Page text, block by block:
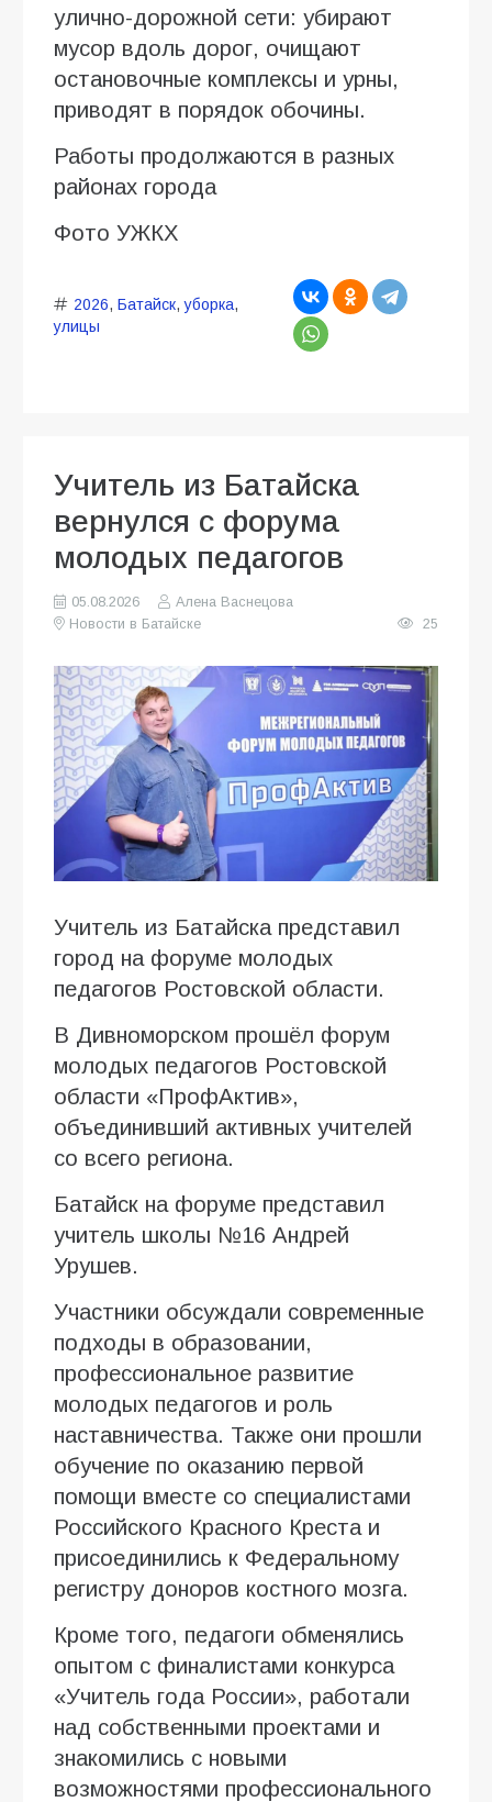
улично-дорожной сети: убирают
мусор вдоль дорог, очищают
остановочные комплексы и урны,
приводят в порядок обочины.
Работы продолжаются в разных
районах города
Фото УЖКХ
2026, Батайск,уборка,
улицы
Учитель из Батайска
вернулся с форума
молодых педагогов
05.08.2026
Алена Васнецова
Новости в Батайске
25
Учитель из Батайска представил
город на форуме молодых
педагогов Ростовской области.
В Дивноморском прошёл форум
молодых педагогов Ростовской
области «ПрофАктив»,
объединивший активных учителей
со всего региона.
Батайск на форуме представил
учитель школы №16 Андрей
Урушев.
Участники обсуждали современные
подходы в образовании,
профессиональное развитие
молодых педагогов и роль
наставничества. Также они прошли
обучение по оказанию первой
помощи вместе со специалистами
Российского Красного Креста и
присоединились к Федеральному
регистру доноров костного мозга.
Кроме того, педагоги обменялись
опытом с финалистами конкурса
«Учитель года России», работали
над собственными проектами и
знакомились с новыми
возможностями профессионального